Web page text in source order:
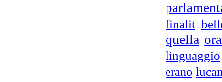
finalit
quella
linguaggio
erano